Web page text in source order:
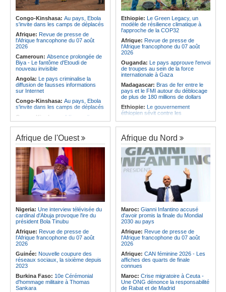
Afrique:La LSF salue le lancement
du premier ETF obligataire
souverain africain (USD) disponible
en Europe
Afrique: Promesse de la finale de la
Coupe du Monde 2030 au Maroc -
Infantino marquera-t-il le but de son
corrige le Kabuscorp en match de
préparation
Angola:Des experts prélèvent des
échantillons pour identifier les
victimes de l'accident de Cuanza-
Sul
Congo-Kinshasa: Au pays, Ebola
s'invite dans les camps de déplacés
Afrique: Revue de presse de
l'Afrique francophone du 07 août
2026
Cameroun: Absence prolongée de
Biya - Le fantôme d'Etoudi de
nouveau invisible
Angola: Le pays criminalise la
diffusion de fausses informations
sur Internet
Congo-Kinshasa: Au pays, Ebola
s'invite dans les camps de déplacés
Congo-Kinshasa:
A l'issue d'une
visite au pays, le chef de l'OMS
appelle à intensifier la riposte
Congo-Kinshasa:Transfert de 15
personnes vers l'AFC/M23
Centrafrique:
Un réseau mondial
de professionnels de la santé
connectés par la télémédecine
Congo-Kinshasa:Ebola au pays -
Africa CDC mise sur les
communautés
Afrique Centrale:L'explosion de la
demande de viande de brousse
extermine la faune sauvage
Ethiopie: Le Green Legacy, un
modèle de résilience climatique à
l'approche de la COP32
Afrique: Revue de presse de
l'Afrique francophone du 07 août
2026
Ouganda: Le pays approuve l'envoi
de troupes au sein de la force
internationale à Gaza
Madagascar: Bras de fer entre le
pays et le FMI autour du déblocage
de plus de 180 millions de dollars
Ethiopie: Le gouvernement
éthiopien sévit contre les
Kenya:Des associations de
femmes marchent pour dénoncer
les disparitions forcées
Afrique:La CEA renforce les
capacités des parlementaires de
l'Afrique de l'Est
Congo-Kinshasa:Après l'accord
avec une branche des FDLR, les
zones d'ombre persistent
Sud-Soudan:Le pays à la croisée
des chemins, alerte l'ONU
Rwanda:Rome et Kigali discutent
d'une possible externalisation au
pays des procédures d'asile à
destination de l'Italie
Afrique de l'Ouest
Nigeria: Une interview télévisée du
cardinal d'Abuja provoque l'ire du
président Bola Tinubu
Afrique: Revue de presse de
l'Afrique francophone du 07 août
2026
Guinée: Nouvelle coupure des
réseaux sociaux, la sixième depuis
2023
Burkina Faso: 10e Cérémonial
d'hommage militaire à Thomas
Sankara
Afrique du Nord
Maroc: Gianni Infantino accusé
d'avoir promis la finale du Mondial
2030 au pays
Afrique: Revue de presse de
l'Afrique francophone du 07 août
2026
Afrique: CAN féminine 2026 - Les
affiches des quarts de finale
connues
Maroc: Crise migratoire à Ceuta -
Une ONG dénonce la responsabilité
de Rabat et de Madrid